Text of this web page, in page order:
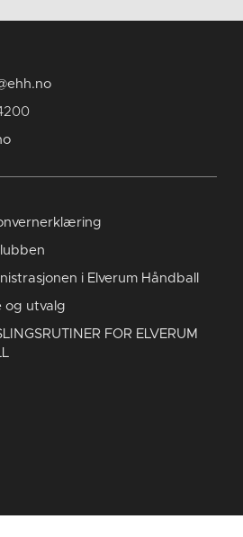
i Elverum Håndball
og utvalg
FOR ELVERUM